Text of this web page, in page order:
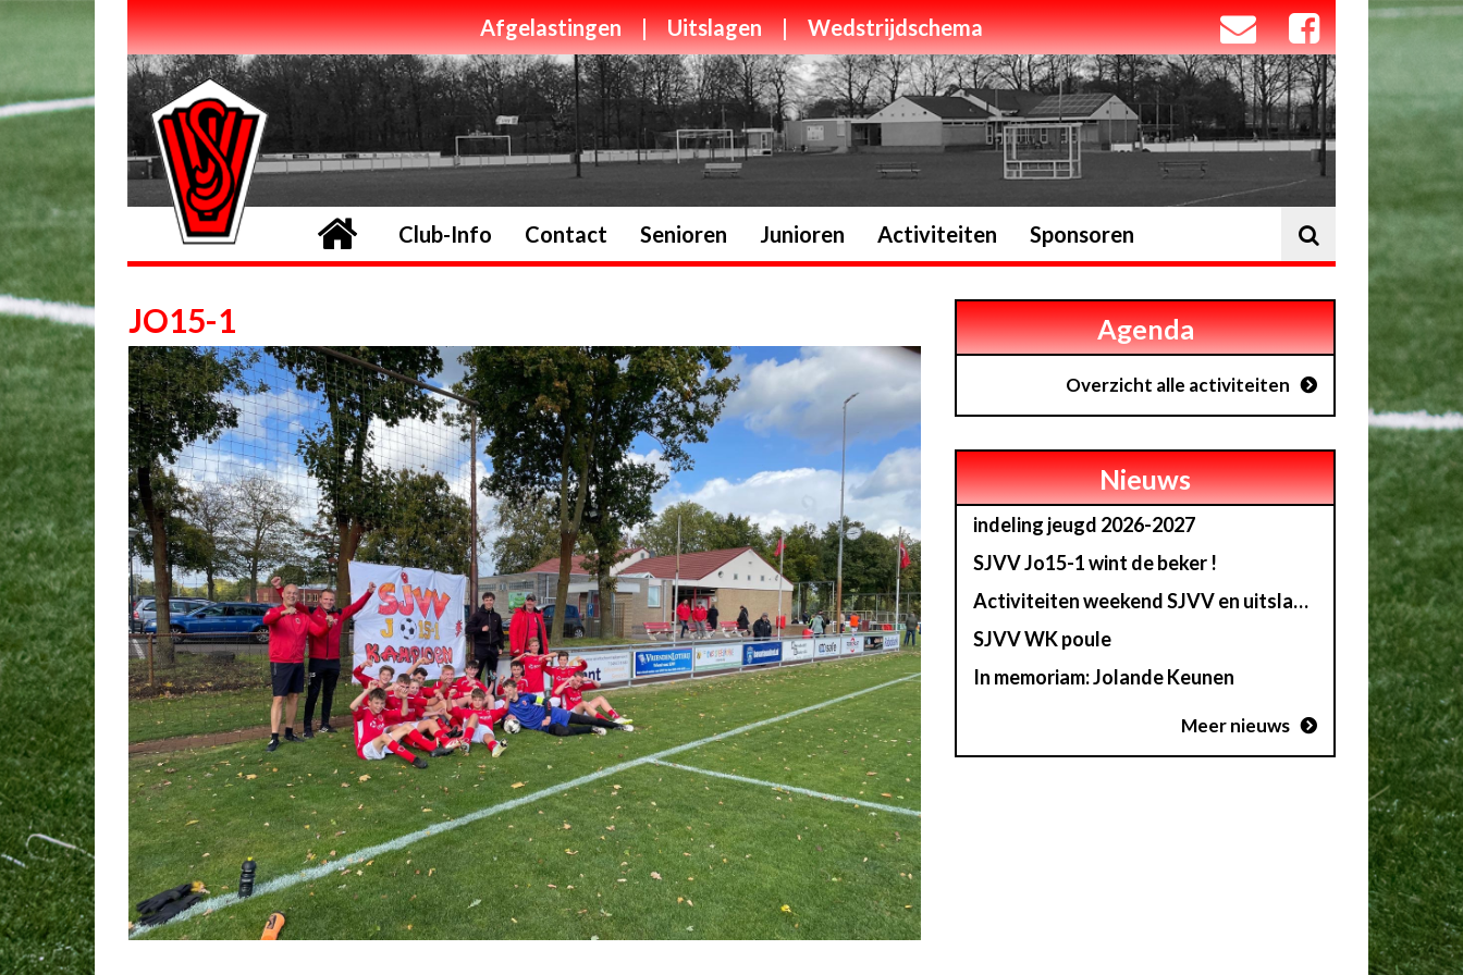
Afgelastingen | Uitslagen | Wedstrijdschema
Home Club-Info Contact Senioren Junioren Activiteiten Sponsoren
JO15-1 Agenda
Overzicht alle activiteiten
Nieuws
indeling jeugd 2026-2027
SJVV Jo15-1 wint de beker !
Activiteiten weekend SJVV en uitslag loterij
SJVV WK poule
In memoriam: Jolande Keunen
Meer nieuws